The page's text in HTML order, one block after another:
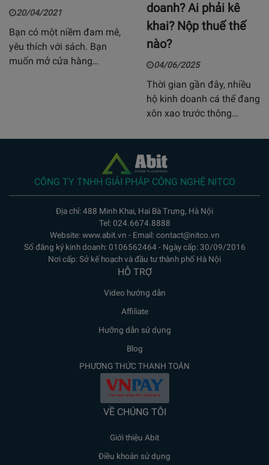
20/04/2021
Bạn có một niềm đam mê,
yêu thích với sách. Bạn
muốn mở cửa hàng…
doanh? Ai phải kê
khai? Nộp thuế thế
nào?
04/06/2025
Thời gian gần đây, nhiều
hộ kinh doanh cá thể đang
xôn xao trước thông…
CÔNG TY TNHH GIẢI PHÁP CÔNG NGHỆ NITCO
Địa chỉ: 488 Minh Khai, Hai Bà Trưng, Hà Nội
Tel: 024.6674.8888
Website: www.abit.vn - Email: contact@nitco.vn
Số đăng ký kinh doanh: 0106562464 - Ngày cấp: 30/09/2016
Nơi cấp: Sở kế hoạch và đầu tư thành phố Hà Nội
HỖ TRỢ
Video hướng dẫn
Affiliate
Hưỡng dẫn sử dụng
Blog
PHƯƠNG THỨC THANH TOÁN
VỀ CHÚNG TÔI
Giới thiệu Abit
Điều khoản sử dụng